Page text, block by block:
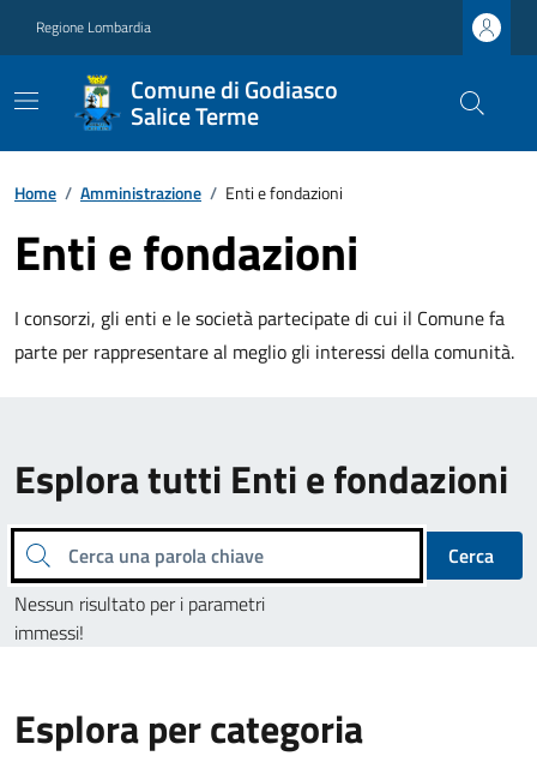
Regione Lombardia
Comune di Godiasco
Salice Terme
Home / Amministrazione / Enti e fondazioni
Enti e fondazioni
I consorzi, gli enti e le società partecipate di cui il Comune fa
parte per rappresentare al meglio gli interessi della comunità.
Esplora tutti Enti e fondazioni
Cerca una parola chiave
Cerca
Nessun risultato per i parametri
immessi!
Esplora per categoria